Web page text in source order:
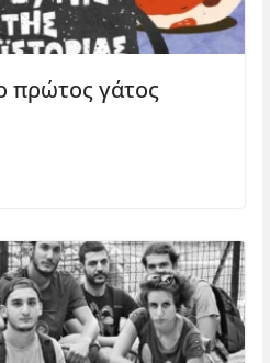
πρώτος γάτος